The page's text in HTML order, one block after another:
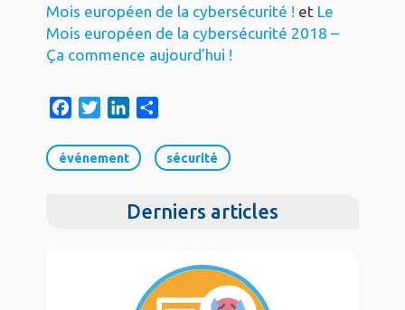
Mois européen de la cybersécurité ! et Le
Mois européen de la cybersécurité 2018 –
Ça commence aujourd’hui !
c
e
i
t
n
k
d
a
r
événement sécurité
Derniers articles